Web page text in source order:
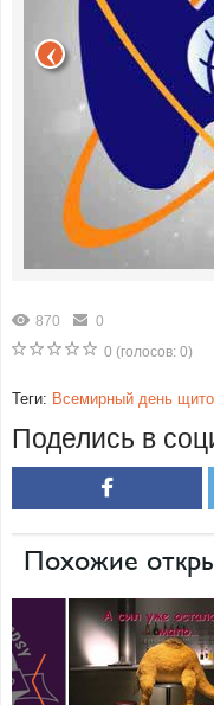
870
0
0 (голосов: 0)
Теги: Всемирный день
Поделись в
Похожие